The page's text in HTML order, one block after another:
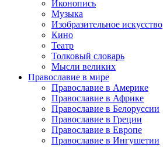
Иконопись
Музыка
Изобразительное искусство
Кино
Театр
Толковый словарь
Мысли великих
Православие в мире
Православие в Америке
Православие в Африке
Православие в Белоруссии
Православие в Греции
Православие в Европе
Православие в Ингушетии